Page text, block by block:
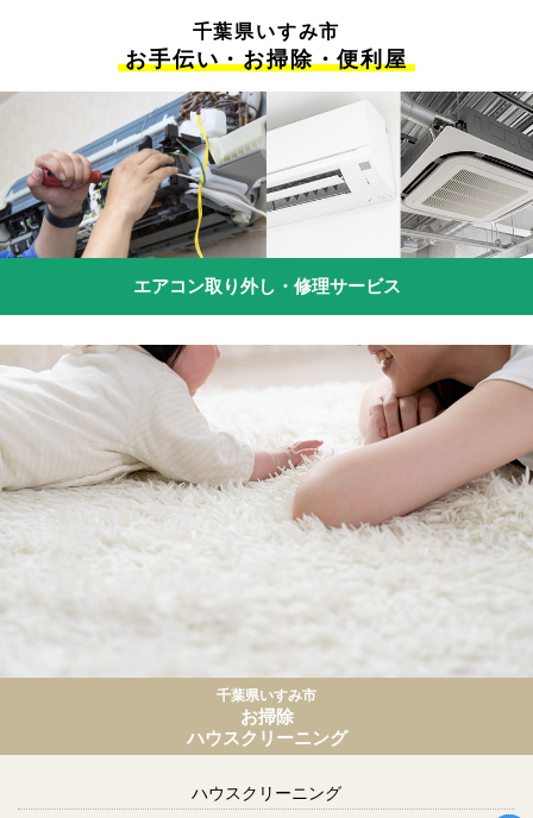
千葉県いすみ市
お手伝い・お掃除・便利屋
エアコン取り外し・修理サービス
千葉県いすみ市
お掃除
ハウスクリーニング
ハウスクリーニング